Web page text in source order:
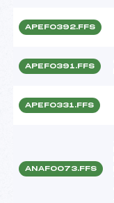
APEF0392.FFS
APEF0391.FFS
APEF0331.FFS
ANAF0073.FFS